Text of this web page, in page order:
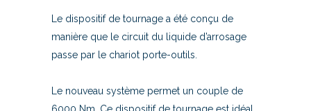
Le dispositif de tournage a été conçu de
manière que le circuit du liquide d’arrosage
passe par le chariot porte-outils.
Le nouveau système permet un couple de
6000 Nm. Ce dispositif de tournage est idéal